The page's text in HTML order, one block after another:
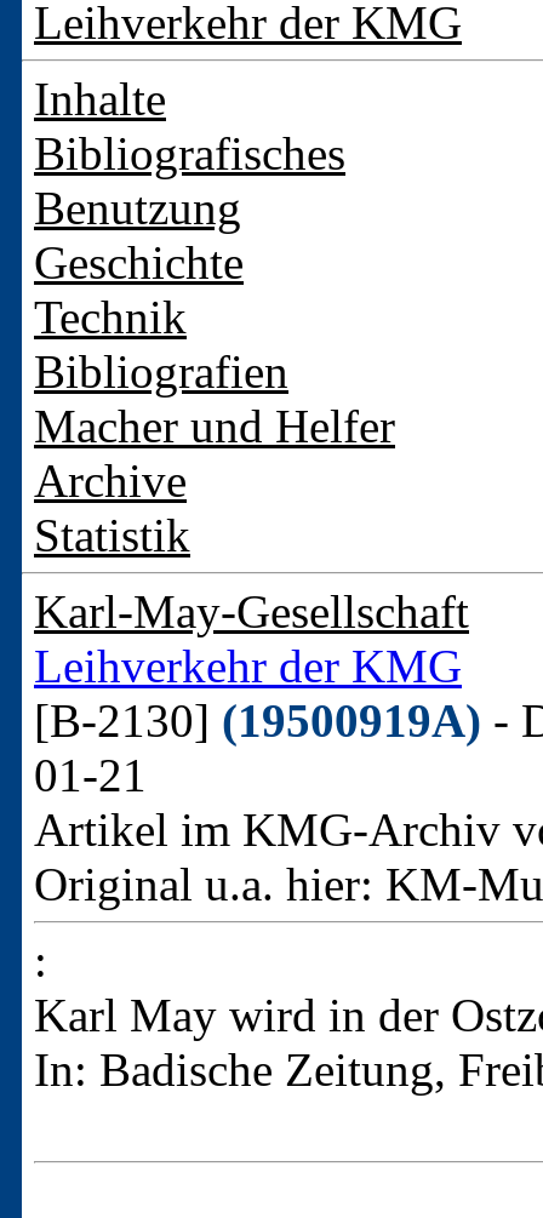
Leihverkehr der KMG
Inhalte
Bibliografisches
Benutzung
Geschichte
Technik
Bibliografien
Macher und Helfer
Archive
Statistik
Karl-May-Gesellschaft
Leihverkehr der KMG
[B-2130] (19500919A) -
01-21
Artikel im KMG-Archiv
Original u.a. hier: KM-
:
Karl May wird in der
In: Badische Zeitung,